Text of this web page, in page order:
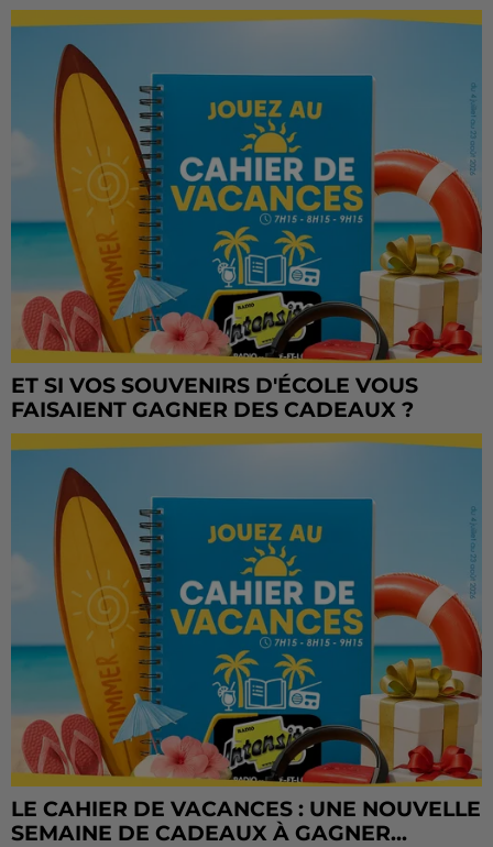
ET SI VOS SOUVENIRS D'ÉCOLE VOUS
FAISAIENT GAGNER DES CADEAUX ?
LE CAHIER DE VACANCES : UNE NOUVELLE
SEMAINE DE CADEAUX À GAGNER...